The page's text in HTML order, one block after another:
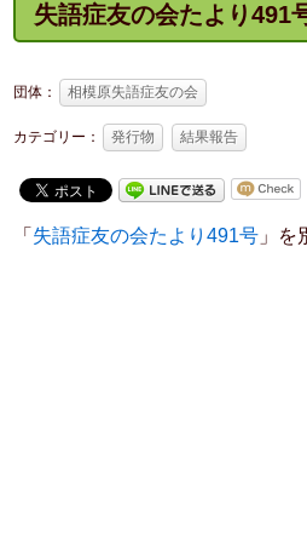
失語症友の会たより491
団体： 相模原失語症友の会
カテゴリー： 発行物 結果報告
「 失語症友の会たより491号 」を